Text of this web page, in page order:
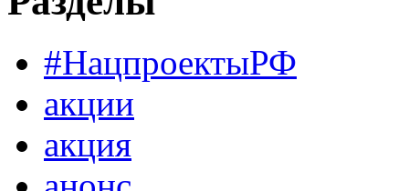
#НацпроектыРФ
акции
акция